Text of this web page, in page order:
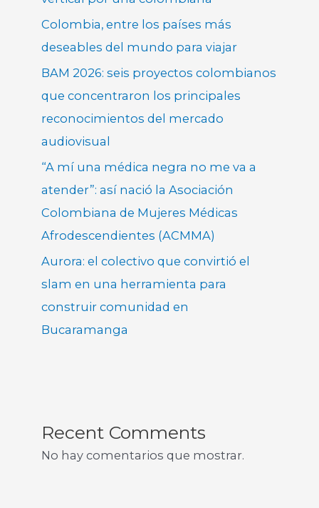
Colombia, entre los países más
deseables del mundo para viajar
BAM 2026: seis proyectos colombianos
que concentraron los principales
reconocimientos del mercado
audiovisual
“A mí una médica negra no me va a
atender”: así nació la Asociación
Colombiana de Mujeres Médicas
Afrodescendientes (ACMMA)
Aurora: el colectivo que convirtió el
slam en una herramienta para
construir comunidad en
Bucaramanga
Recent Comments
No hay comentarios que mostrar.